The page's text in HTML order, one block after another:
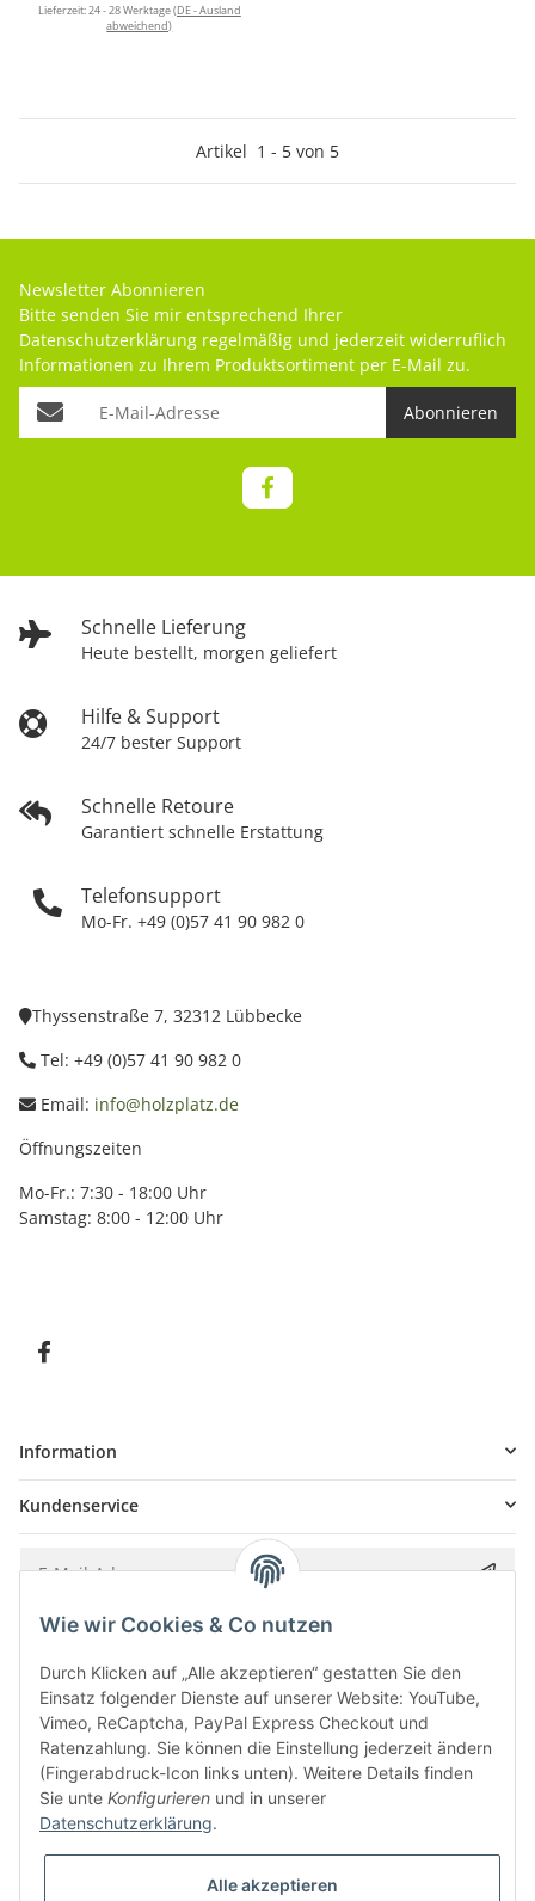
Lieferzeit:24 - 28 Werktage(DE - Ausland
abweichend)
Artikel 1 - 5 von 5
Schnelle Lieferung
Heute bestellt, morgen geliefert
Hilfe & Support
24/7 bester Support
Schnelle Retoure
Garantiert schnelle Erstattung
Telefonsupport
Mo-Fr. +49 (0)57 41 90 982 0
Newsletter Abonnieren
Bitte senden Sie mir entsprechend Ihrer
Datenschutzerklärung regelmäßig und jederzeit widerruflich
Informationen zu Ihrem Produktsortiment per E-Mail zu.
Abonnieren
Thyssenstraße 7, 32312 Lübbecke
Tel: +49 (0)57 41 90 982 0
Email: info@holzplatz.de
Öffnungszeiten
Mo-Fr.: 7:30 - 18:00 Uhr
Samstag: 8:00 - 12:00 Uhr
Information
Kundenservice
Bitte senden Sie mir entsprechend IhrerDatenschutzerklärung
* Alle Preise inkl. gesetzlicher USt., zzgl.
Wie wir Cookies & Co nutzen
Durch Klicken auf „Alle akzeptieren“ gestatten Sie den
Einsatz folgender Dienste auf unserer Website: YouTube,
Vimeo, ReCaptcha, PayPal Express Checkout und
Ratenzahlung. Sie können die Einstellung jederzeit ändern
(Fingerabdruck-Icon links unten). Weitere Details finden
Sie unte Konfigurieren und in unserer
Datenschutzerklärung.
Alle akzeptieren